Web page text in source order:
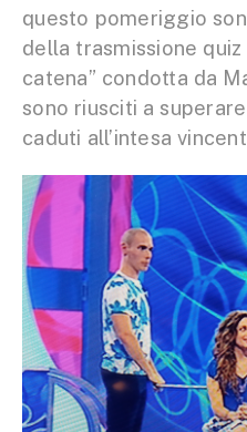
questo pomeriggio
della trasmissione quiz
catena” condotta da
sono riusciti a
caduti all’intesa